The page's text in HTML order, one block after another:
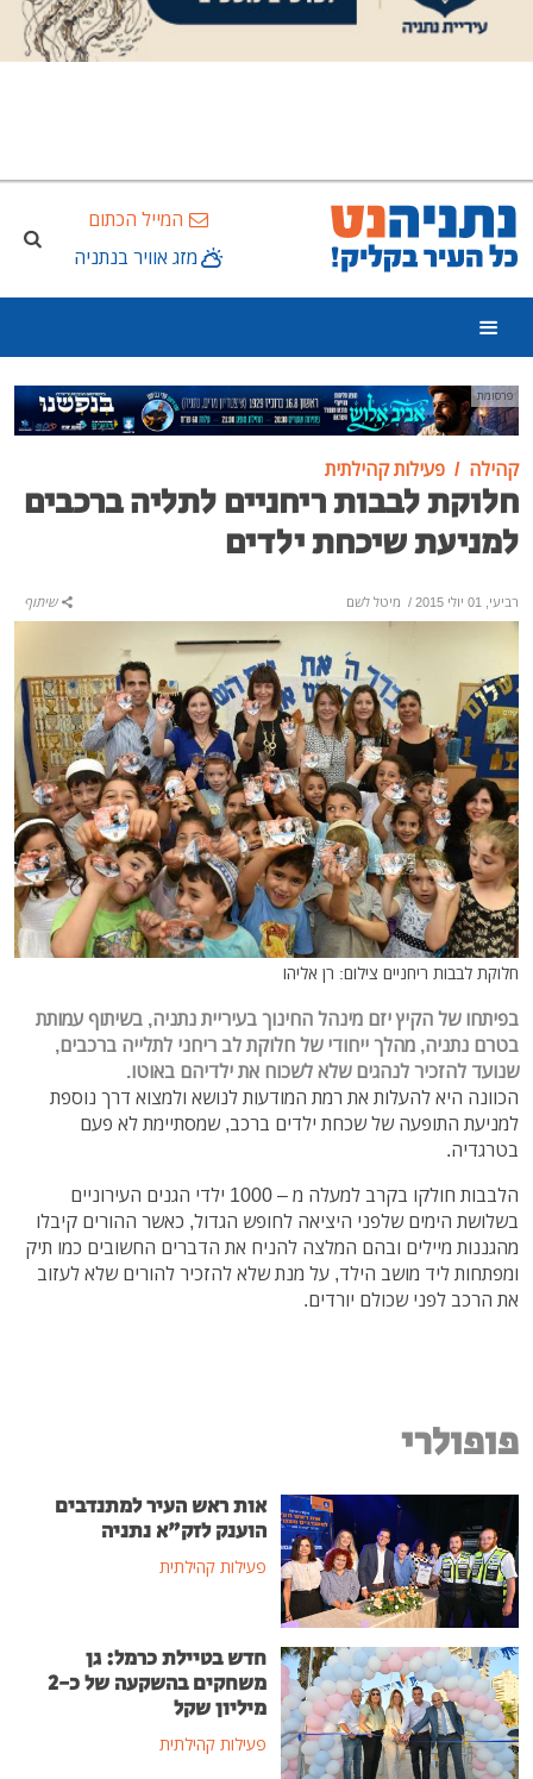
המייל הכתום
מזג אוויר בנתניה
פרסומת
קהילה פעילות קהילתית
חלוקת לבבות ריחניים לתליה ברכבים
למניעת שיכחת ילדים
רביעי, 01 יולי 2015 / מיטל לשם שיתוף
חלוקת לבבות ריחניים צילום: רן אליהו
בפיתחו של הקיץ יזם מינהל החינוך בעיריית נתניה, בשיתוף עמותת
בטרם נתניה, מהלך ייחודי של חלוקת לב ריחני לתלייה ברכבים,
שנועד להזכיר לנהגים שלא לשכוח את ילדיהם באוטו.
הכוונה היא להעלות את רמת המודעות לנושא ולמצוא דרך נוספת
למניעת התופעה של שכחת ילדים ברכב, שמסתיימת לא פעם
בטרגדיה.
הלבבות חולקו בקרב למעלה מ – 1000 ילדי הגנים העירוניים
בשלושת הימים שלפני היציאה לחופש הגדול, כאשר ההורים קיבלו
מהגננות מיילים ובהם המלצה להניח את הדברים החשובים כמו תיק
ומפתחות ליד מושב הילד, על מנת שלא להזכיר להורים שלא לעזוב
את הרכב לפני שכולם יורדים.
פופולרי
אות ראש העיר למתנדבים
הוענק לזק"א נתניה
פעילות קהילתית
חדש בטיילת כרמל: גן
משחקים בהשקעה של כ-2
מיליון שקל
פעילות קהילתית